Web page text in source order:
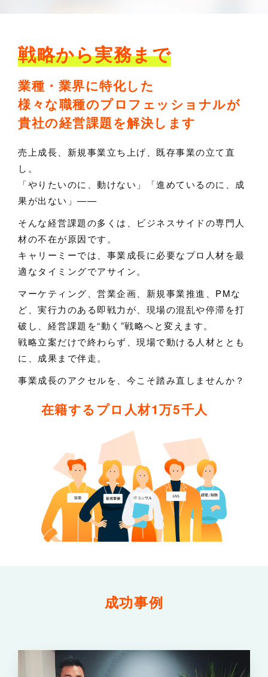
戦略から実務まで
業種・業界に特化した
様々な職種のプロフェッショナルが
貴社の経営課題を解決します
売上成長、新規事業立ち上げ、既存事業の立て直
し。
「やりたいのに、動けない」「進めているのに、成
果が出ない」——
そんな経営課題の多くは、ビジネスサイドの専門人
材の不在が原因です。
キャリーミーでは、事業成長に必要なプロ人材を最
適なタイミングでアサイン。
マーケティング、営業企画、新規事業推進、PMな
ど、実行力のある即戦力が、現場の混乱や停滞を打
破し、経営課題を“動く”戦略へと変えます。
戦略立案だけで終わらず、現場で動ける人材ととも
に、成果まで伴走。
事業成長のアクセルを、今こそ踏み直しませんか？
在籍するプロ人材1万5千人
成功事例